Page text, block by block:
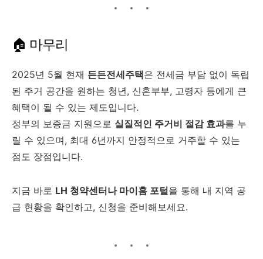
🏠 마무리
2025년 5월 현재 든든전세주택은 전세금 부담 없이 독립
된 주거 공간을 원하는 청년, 신혼부부, 고령자 등에게 큰
혜택이 될 수 있는 제도입니다.
정부의 보증금 지원으로 실질적인 주거비 절감 효과를 누
릴 수 있으며, 최대 6년까지 안정적으로 거주할 수 있는
점도 장점입니다.
지금 바로 LH 청약센터나 마이홈 포털을 통해 내 지역 공
급 현황을 확인하고, 신청을 준비해보세요.